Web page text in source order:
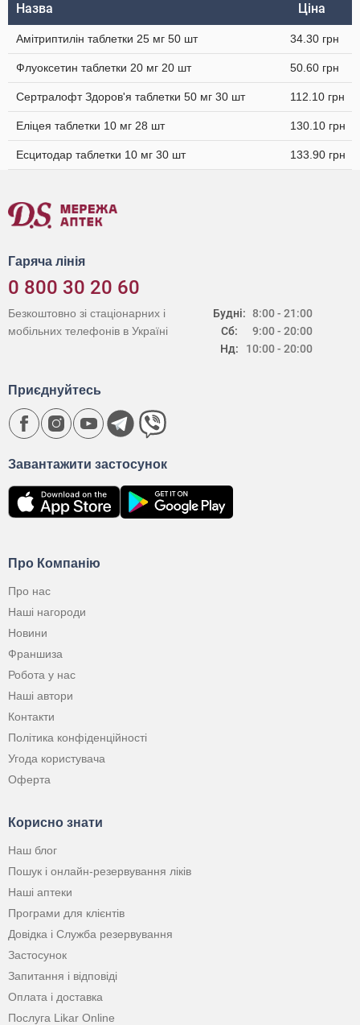
Назва Ціна
Амітриптилін таблетки 25 мг 50 шт 34.30 грн
Флуоксетин таблетки 20 мг 20 шт 50.60 грн
Сертралофт Здоров'я таблетки 50 мг 30 шт 112.10 грн
Еліцея таблетки 10 мг 28 шт 130.10 грн
Есцитодар таблетки 10 мг 30 шт 133.90 грн
Гаряча лінія
0 800 30 20 60
Будні:
Сб:
Нд:
8:00 - 21:00
9:00 - 20:00
10:00 - 20:00
Безкоштовно зі стаціонарних і
мобільних телефонів в Україні
Про Компанію
Про нас
Наші нагороди
Новини
Франшиза
Робота у нас
Наші автори
Контакти
Політика конфіденційності
Угода користувача
Оферта
Корисно знати
Наш блог
Пошук і онлайн-резервування ліків
Наші аптеки
Програми для клієнтів
Довідка і Служба резервування
Застосунок
Запитання і відповіді
Оплата і доставка
Послуга Likar Online
Завантажити застосунок
Приєднуйтесь